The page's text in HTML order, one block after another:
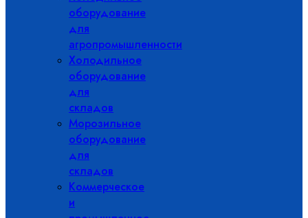
оборудование
для
агропромышленности
Холодильное
оборудование
для
складов
Морозильное
оборудование
для
складов
Коммерческое
и